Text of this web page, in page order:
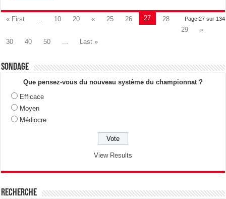
Page 27 sur 134
« First ... 10 20 « 25 26 27
28
29
»
30
40 50 ... Last »
Sondage
Que pensez-vous du nouveau système du championnat ?
Efficace
Moyen
Médiocre
View Results
Recherche